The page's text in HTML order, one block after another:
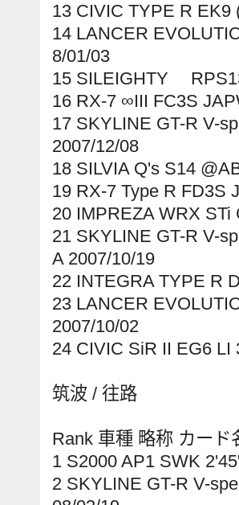
13 CIVIC TYPE R EK9
14 LANCER
8/01/03
15 SILEIGHTY
16 RX-7 ∞III FC3S
17 SKYLINE GT-R V-
2007/12/08
18 SILVIA Q's S14
19 RX-7 Type R FD3S
20 IMPREZA WRX
21 SKYLINE GT-R V-
A 2007/10/19
22 INTEGRA TYPE R
23 LANCER
2007/10/02
24 CIVIC SiR II EG6 LI
筑波 / 往路
Rank 車種 略称 カー
1 S2000 AP1 SWK
2 SKYLINE GT-R V-